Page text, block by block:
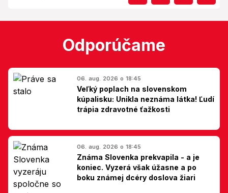
Odporúčame
06. aug. 2026 o 18:45
Veľký poplach na slovenskom
kúpalisku: Unikla neznáma látka! Ľudí
trápia zdravotné ťažkosti
06. aug. 2026 o 18:45
Známa Slovenka prekvapila - a je
koniec. Vyzerá však úžasne a po
boku známej dcéry doslova žiari